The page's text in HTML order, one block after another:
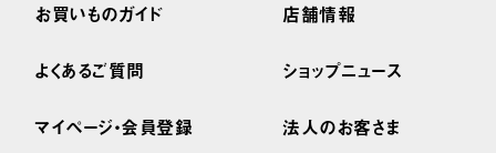
お買いものガイド
よくあるご質問
マイページ・会員登録
店舗情報
ショップニュース
法人のお客さま